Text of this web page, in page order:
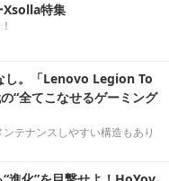
Xsolla特集
し。「Lenovo Legion To
“全てこなせるゲーミング
テナンスしやすい構造もあり